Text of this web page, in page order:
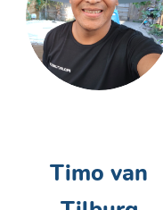
Timo van